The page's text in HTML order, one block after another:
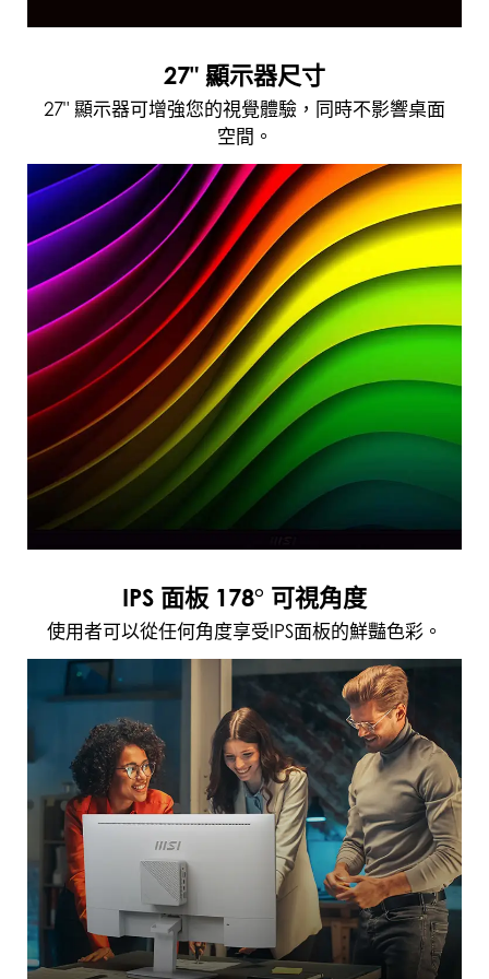
27" 顯示器尺寸
27" 顯示器可增強您的視覺體驗，同時不影響桌面
空間。
IPS 面板 178° 可視角度
使用者可以從任何角度享受IPS面板的鮮豔色彩。